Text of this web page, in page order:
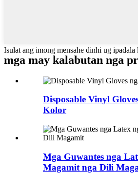
Isulat ang imong mensahe dinhi ug
mga may kalabutan nga
Disposable Vinyl
Kolor
Mga Guwantes nga
Magamit nga Dili